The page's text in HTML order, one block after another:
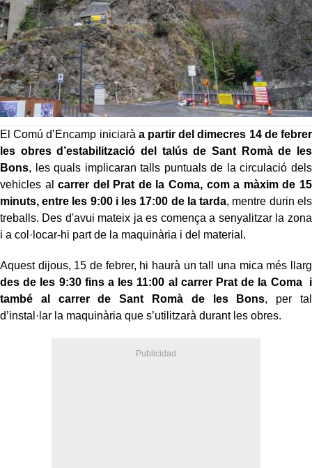
El Comú d’Encamp iniciarà a partir del dimecres 14 de febrer
les obres d’estabilització del talús de Sant Romà de les
Bons, les quals implicaran talls puntuals de la circulació dels
vehicles al carrer del Prat de la Coma, com a màxim de 15
minuts, entre les 9:00 i les 17:00 de la tarda, mentre durin els
treballs. Des d'avui mateix ja es comença a senyalitzar la zona
i a col·locar-hi part de la maquinària i del material.
Aquest dijous, 15 de febrer, hi haurà un tall una mica més llarg
des de les 9:30 fins a les 11:00 al carrer Prat de la Coma i
també al carrer de Sant Romà de les Bons, per tal
d’instal·lar la maquinària que s’utilitzarà durant les obres.